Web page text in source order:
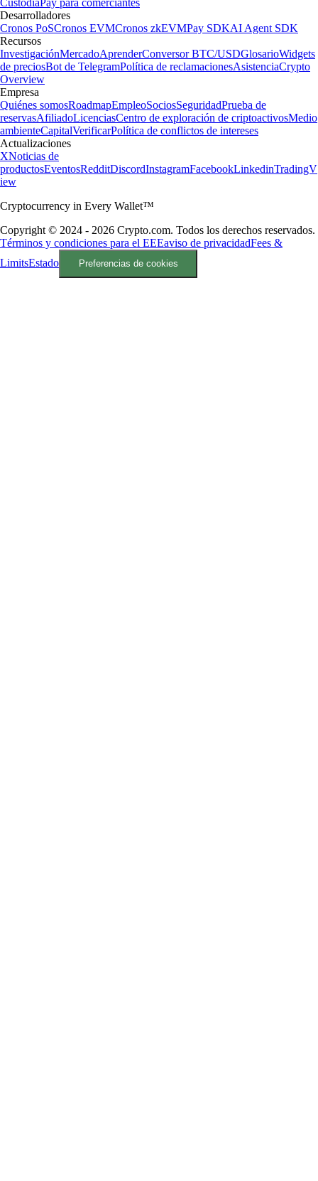
Custodia Pay para comerciantes
Desarrolladores
Cronos PoSCronos EVMCronos zkEVMPay SDKAI Agent SDK
Recursos
InvestigaciónMercadoAprenderConversor BTC/USDGlosarioWidgets
de preciosBot de TelegramPolítica de reclamacionesAsistenciaCrypto
Overview
Empresa
Quiénes somosRoadmapEmpleoSociosSeguridadPrueba de
reservasAfiliadoLicenciasCentro de exploración de criptoactivosMedio
ambienteCapitalVerificarPolítica de conflictos de intereses
Actualizaciones
XNoticias de
productosEventosRedditDiscordInstagramFacebookLinkedinTradingV
iew
Cryptocurrency in Every Wallet™
Copyright © 2024 - 2026 Crypto.com. Todos los derechos reservados.
Términos y condiciones para el EEEaviso de privacidadFees &
LimitsEstado Preferencias de cookies